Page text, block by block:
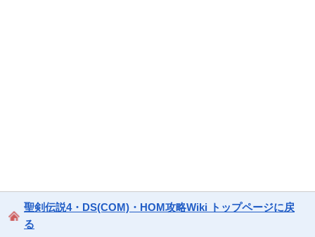
聖剣伝説4・DS(COM)・HOM攻略Wiki トップページに戻
る